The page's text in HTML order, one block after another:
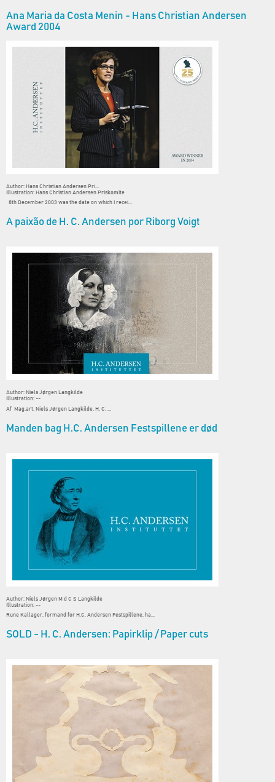
Ana Maria da Costa Menin - Hans Christian Andersen
Award 2004
Author: Hans Christian Andersen Pri...
Illustration: Hans Christian Andersen Priskomite
8th December 2003 was the date on which I recei...
A paixão de H. C. Andersen por Riborg Voigt
Author: Niels Jørgen Langkilde
Illustration: --
Af Mag.art. Niels Jørgen Langkilde, H. C. ...
Manden bag H.C. Andersen Festspillene er død
Author: Niels Jørgen M d C S Langkilde
Illustration: --
Rune Kallager, formand for H.C. Andersen Festspillene, ha...
SOLD - H. C. Andersen: Papirklip / Paper cuts